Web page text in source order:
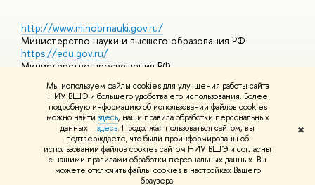
Мы используем файлы cookies для улучшения работы сайта
НИУ ВШЭ и большего удобства его использования. Более
подробную информацию об использовании файлов cookies
можно найти здесь, наши правила обработки персональных
данных –здесь. Продолжая пользоваться сайтом, вы
подтверждаете, что были проинформированы об
использовании файлов cookies сайтом НИУ ВШЭ и согласны
с нашими правилами обработки персональных данных. Вы
можете отключить файлы cookies в настройках Вашего
браузера.
✖
http://www.minobrnauki.gov.ru/
Министерство науки и высшего образования РФ
https://edu.gov.ru/
Министерство просвещения РФ
Массовые открытые онлайн-курсы
© НИУ ВШЭ 1993–2026 Адреса и контактыУсловия
использования материалов Политика конфиденциальности
Шрифты HSE Sans и HSE Slab разработаны вШколе дизайна НИУ